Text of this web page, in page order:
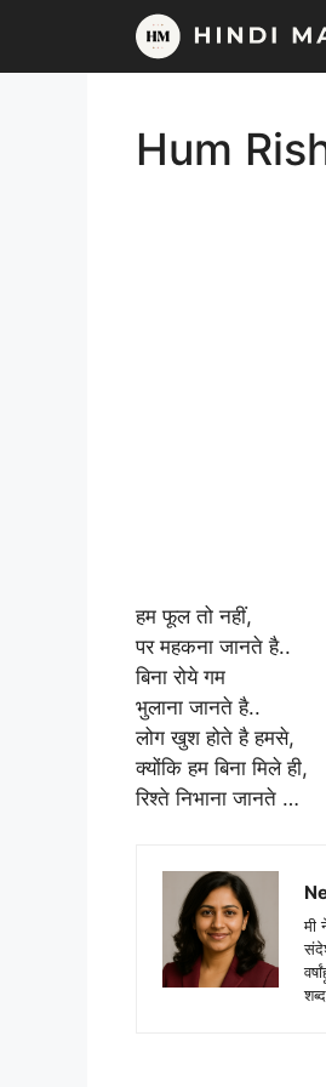
content
Hum
हम फूल तो नहीं,
पर महकना जानते है..
बिना रोये गम
भुलाना जानते है..
लोग खुश होते है हमसे,
क्योंकि हम बिना मिले ही,
रिश्ते निभाना जानते …
मी